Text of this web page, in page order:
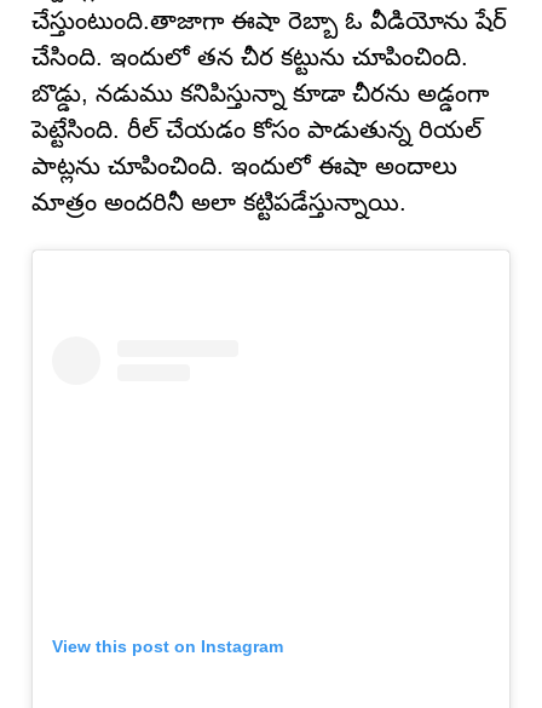
చేస్తుంటుంది.తాజాగా ఈషా రెబ్బా ఓ వీడియోను షేర్
చేసింది. ఇందులో తన చీర కట్టును చూపించింది.
బొడ్డు, నడుము కనిపిస్తున్నా కూడా చీరను అడ్డంగా
పెట్టేసింది. రీల్ చేయడం కోసం పాడుతున్న రియల్
పాట్లను చూపించింది. ఇందులో ఈషా అందాలు
మాత్రం అందరినీ అలా కట్టిపడేస్తున్నాయి.
View this post on Instagram